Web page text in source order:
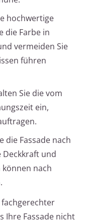
hochwertige
die Farbe in
vermeiden Sie
führen
Sie die vom
ein,
die Fassade nach
Deckkraft und
nach
Ihre Fassade nicht